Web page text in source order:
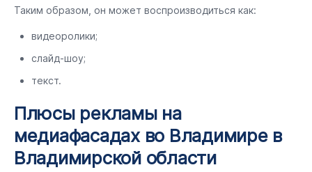
Таким образом, он может воспроизводиться как:
видеоролики;
слайд-шоу;
текст.
Плюсы рекламы на
медиафасадах во Владимире в
Владимирской области